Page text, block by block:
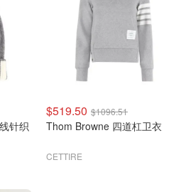
针织
$519.50 $1096.51
Thom Browne 四道杠卫衣
CETTIRE